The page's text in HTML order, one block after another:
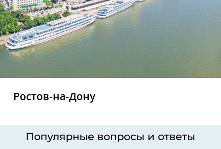
Ростов-на-Дону
Популярные вопросы и ответы